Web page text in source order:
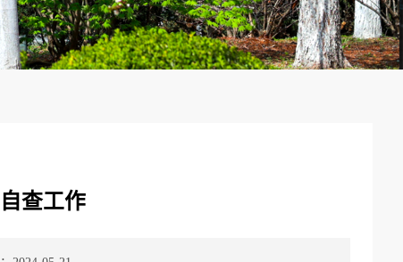
查工作